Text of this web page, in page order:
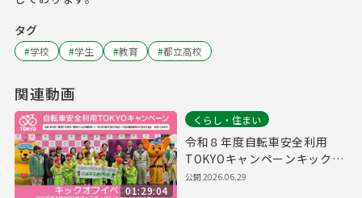
タグ
#学校 #学生 #教育 #都立高校
関連動画
01:29:04
くらし・住まい
令和８年度自転車安全利用
TOKYOキャンペーンキックオ
フイベント
公開2026.06.29